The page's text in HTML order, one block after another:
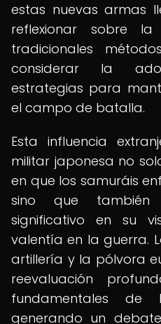
estas nuevas armas
reflexionar sobre
tradicionales
considerar la
estrategias para
el campo de batalla.
Esta influencia
militar japonesa no
en que los samuráis
sino que
significativo en su
valentía en la guerra.
artillería y la pólvora
reevaluación
fundamentales de
generando un